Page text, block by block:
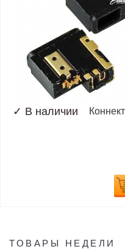
✓ В наличии
ТОВАРЫ НЕДЕЛИ